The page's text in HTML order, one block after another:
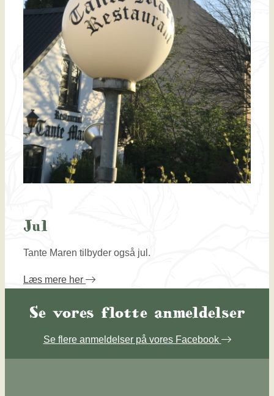
Jul
Tante ​Maren tilbyder også jul.
Læs mere her
Se vores flotte anmeldelser​
Se flere anmeldelser på vores Facebook